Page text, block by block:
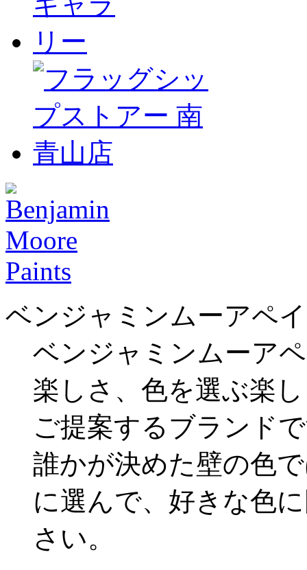
ベンジャミンムーアペ
ベンジャミンムーア
楽しさ、色を選ぶ楽
ご提案するブランド
誰かが決めた壁の色
に選んで、好きな色
さい。